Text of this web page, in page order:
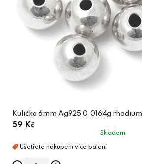
Kulička 6mm Ag925 0,0164g rhodium
59 Kč
Skladem